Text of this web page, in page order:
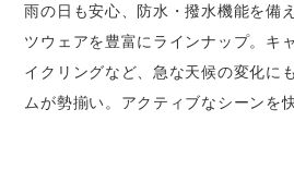
防寒着
作業用手袋
ミズノ安全靴ランキング
作業着ランキング
寅壱 ア
コーコス ジー
農作業服
電気・設備作業服
雨の日も安心、防水・撥水機能を備
ツウェアを豊富にラインナップ。キ
イクリングなど、急な天候の変化に
ムが勢揃い。アクティブなシーンを